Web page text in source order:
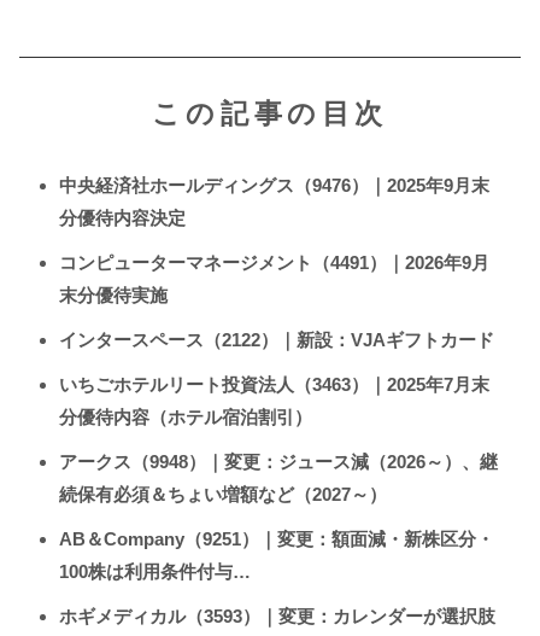
この記事の目次
中央経済社ホールディングス（9476）｜2025年9月末
分優待内容決定
コンピューターマネージメント（4491）｜2026年9月
末分優待実施
インタースペース（2122）｜新設：VJAギフトカード
いちごホテルリート投資法人（3463）｜2025年7月末
分優待内容（ホテル宿泊割引）
アークス（9948）｜変更：ジュース減（2026～）、継
続保有必須＆ちょい増額など（2027～）
AB＆Company（9251）｜変更：額面減・新株区分・
100株は利用条件付与…
ホギメディカル（3593）｜変更：カレンダーが選択肢